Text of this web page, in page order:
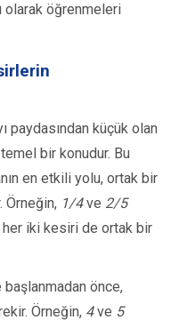
olarak öğrenmeleri
paydasından küçük olan
bir konudur. Bu
en etkili yolu, ortak bir
Örneğin, 1/4ve 2/5
her iki kesiri de ortak bir
önce,
Örneğin, 4ve 5